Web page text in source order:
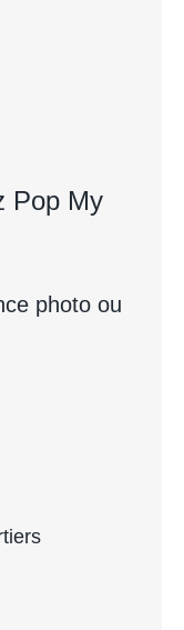
Pop My
photo ou